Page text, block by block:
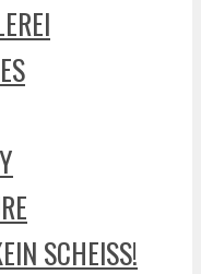
SCHEISS!